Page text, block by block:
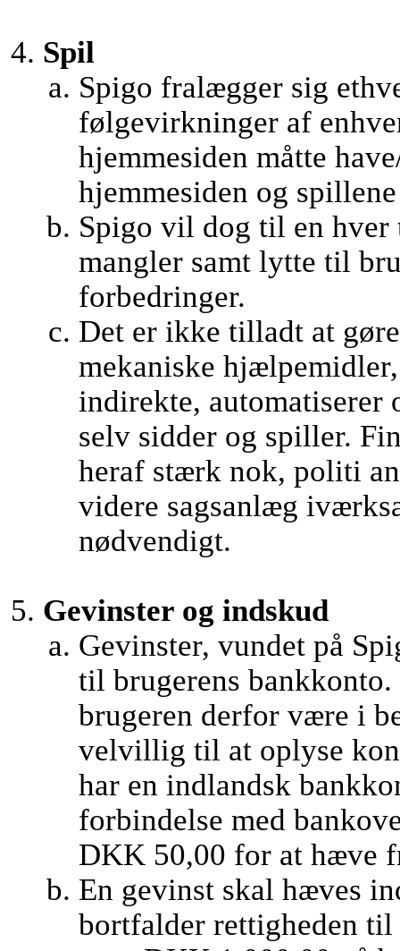
Spil
Spigo fralægger sig
følgevirkninger af
hjemmesiden måtte
hjemmesiden og
Spigo vil dog til en hver
mangler samt lytte til
forbedringer.
Det er ikke tilladt at
mekaniske
indirekte, automatiserer
selv sidder og spiller.
heraf stærk nok, politi
videre sagsanlæg
nødvendigt.
Gevinster og indskud
Gevinster, vundet på
til brugerens
brugeren derfor være i
velvillig til at oplyse
har en indlandsk
forbindelse med
DKK 50,00 for at hæve
En gevinst skal hæves
bortfalder rettigheden til